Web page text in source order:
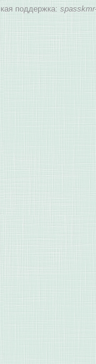
поддержка: